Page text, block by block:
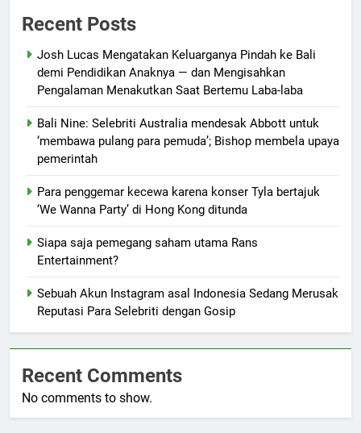
Recent Posts
Josh Lucas Mengatakan Keluarganya Pindah ke Bali
demi Pendidikan Anaknya — dan Mengisahkan
Pengalaman Menakutkan Saat Bertemu Laba-laba
Bali Nine: Selebriti Australia mendesak Abbott untuk
‘membawa pulang para pemuda’; Bishop membela upaya
pemerintah
Para penggemar kecewa karena konser Tyla bertajuk
‘We Wanna Party’ di Hong Kong ditunda
Siapa saja pemegang saham utama Rans
Entertainment?
Sebuah Akun Instagram asal Indonesia Sedang Merusak
Reputasi Para Selebriti dengan Gosip
Recent Comments
No comments to show.